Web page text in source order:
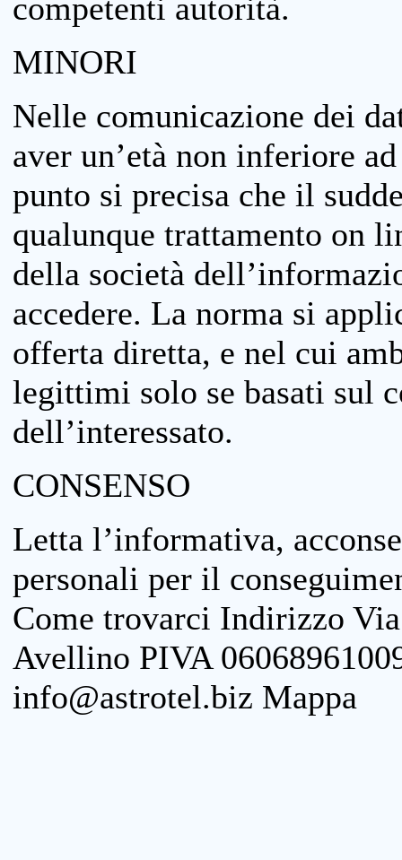
competenti autorità.
MINORI
Nelle comunicazione dei
aver un’età non inferiore
punto si precisa che il
qualunque trattamento on
della società
accedere. La norma si
offerta diretta, e nel cui
legittimi solo se basati sul
dell’interessato.
CONSENSO
Letta l’informativa,
personali per il
Come trovarci Indirizzo
Avellino PIVA
info@astrotel.biz Mappa